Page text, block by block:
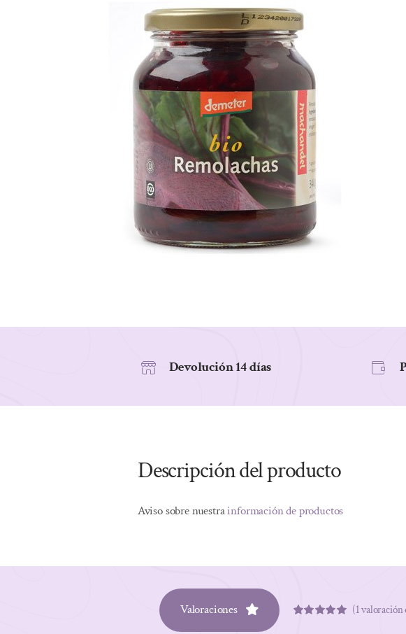
Devolución 14 días
Descripción del producto
Aviso sobre nuestrainformación de productos
Valoraciones (1valoración